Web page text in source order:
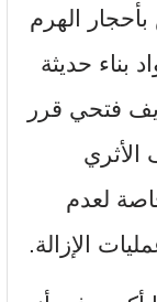
الهرم
بناء حديثة
فتحي قرر
الأثري
لعدم
الإزالة.